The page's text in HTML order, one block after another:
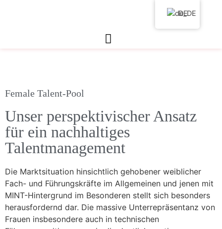
Female Talent-Pool
Unser perspektivischer Ansatz
für ein nachhaltiges
Talentmanagement
Die Marktsituation hinsichtlich gehobener weiblicher
Fach- und Führungskräfte im Allgemeinen und jenen mit
MINT-Hintergrund im Besonderen stellt sich besonders
herausfordernd dar. Die massive Unterrepräsentanz von
Frauen insbesondere auch in technischen
DE